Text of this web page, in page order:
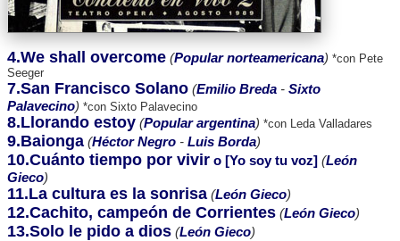
4.We shall overcome (Popular norteamericana) *con Pete
Seeger
7.San Francisco Solano (Emilio Breda - Sixto
Palavecino) *con Sixto Palavecino
8.Llorando estoy (Popular argentina) *con Leda Valladares
9.Baionga (Héctor Negro - Luis Borda)
10.Cuánto tiempo por vivir o [Yo soy tu voz] (León
Gieco)
11.La cultura es la sonrisa (León Gieco)
12.Cachito, campeón de Corrientes (León Gieco)
13.Solo le pido a dios (León Gieco)